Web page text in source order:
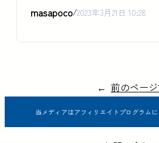
masapoco/2023年3月21日 10:28
← 前のページ
当メディアはアフィリエイトプログラム